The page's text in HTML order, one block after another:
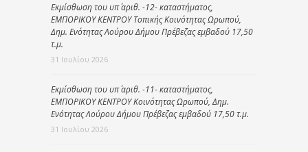
Εκμίσθωση του υπ΄ αριθ. -12- καταστήματος,
ΕΜΠΟΡΙΚΟΥ ΚΕΝΤΡΟΥ Τοπικής Κοινότητας Ωρωπού,
Δημ. Ενότητας Λούρου Δήμου Πρέβεζας εμβαδού 17,50
τ.μ.
31 Ιουλίου 2026
Εκμίσθωση του υπ΄ αριθ. -11- καταστήματος,
ΕΜΠΟΡΙΚΟΥ ΚΕΝΤΡΟΥ Κοινότητας Ωρωπού, Δημ.
Ενότητας Λούρου Δήμου Πρέβεζας εμβαδού 17,50 τ.μ.
31 Ιουλίου 2026